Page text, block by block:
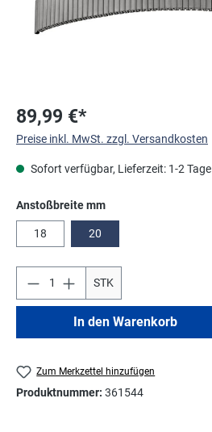
89,99 €*
Preise inkl. MwSt. zzgl. Versandkosten
Sofort verfügbar, Lieferzeit: 1-2 Tage
Anstoßbreite mmauswählen
18 20
STK
In den Warenkorb
Zum Merkzettel hinzufügen
Produktnummer: 361544